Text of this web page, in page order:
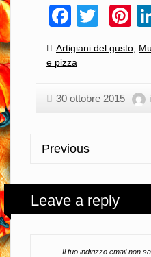
Categories:
Artigiani del gusto
e pizza
30 ottobre 2015
Previous
Leave a reply
Il tuo indirizzo email non